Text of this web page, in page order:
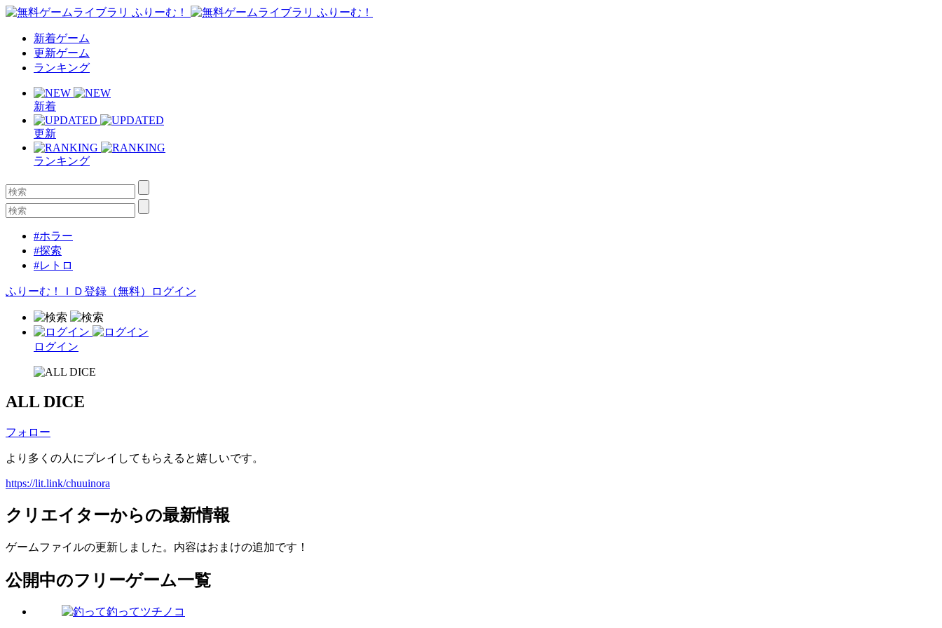
新着ゲーム
更新ゲーム
ランキング
新着
更新
ランキング
#ホラー
#探索
#レトロ
ふりーむ！ＩＤ登録（無料） ログイン
ログイン
ALL DICE
フォロー
より多くの人にプレイしてもらえると嬉しいです。
https://lit.link/chuuinora
クリエイターからの最新情報
ゲームファイルの更新しました。内容はおまけの追加です！
公開中のフリーゲーム一覧